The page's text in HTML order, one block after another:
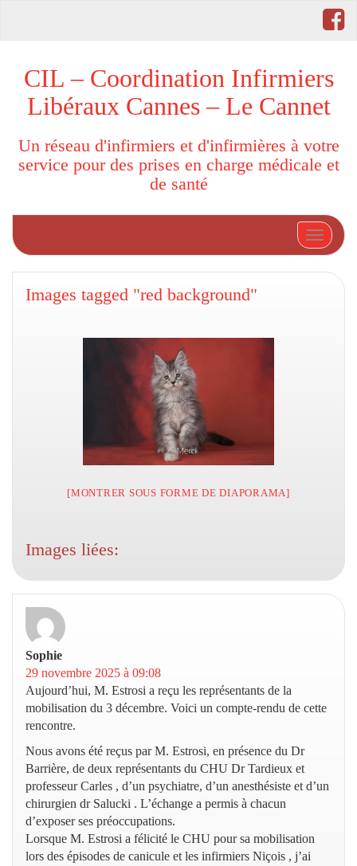
CIL – Coordination Infirmiers
Libéraux Cannes – Le Cannet
Un réseau d'infirmiers et d'infirmières à votre
service pour des prises en charge médicale et
de santé
Images tagged "red background"
[MONTRER SOUS FORME DE DIAPORAMA]
Images liées:
Sophie
29 novembre 2025 à 09:08
Aujourd’hui, M. Estrosi a reçu les représentants de la
mobilisation du 3 décembre. Voici un compte-rendu de cette
rencontre.
Nous avons été reçus par M. Estrosi, en présence du Dr
Barrière, de deux représentants du CHU Dr Tardieux et
professeur Carles , d’un psychiatre, d’un anesthésiste et d’un
chirurgien dr Salucki . L’échange a permis à chacun
d’exposer ses préoccupations.
Lorsque M. Estrosi a félicité le CHU pour sa mobilisation
lors des épisodes de canicule et les infirmiers Niçois , j’ai